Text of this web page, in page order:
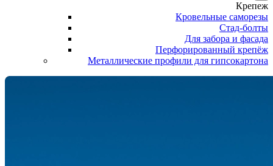
Крепеж
Кровельные саморезы
Стад-болты
Для забора и фасада
Перфорированный крепёж
Металлические профили для гипсокартона